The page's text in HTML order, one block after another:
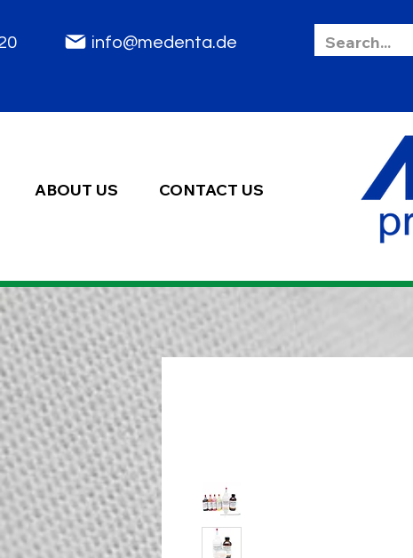
2020 info@medenta.de
ABOUT US CONTACT US